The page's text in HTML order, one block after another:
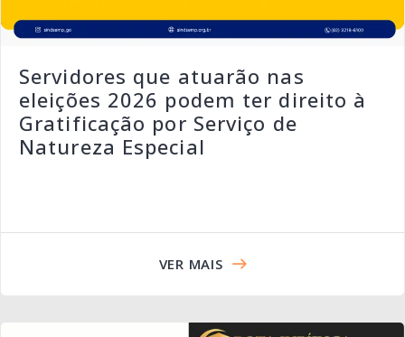
Servidores que atuarão nas
eleições 2026 podem ter direito à
Gratificação por Serviço de
Natureza Especial
VER MAIS